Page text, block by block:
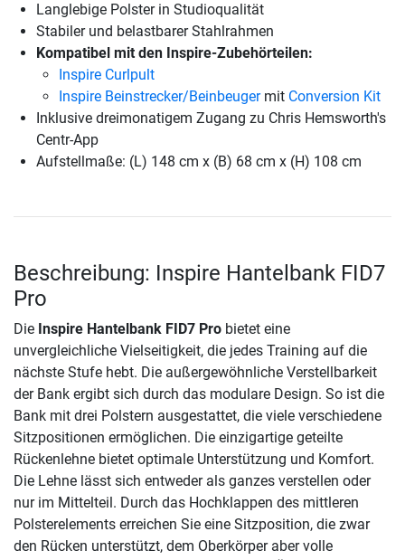
Langlebige Polster in Studioqualität
Stabiler und belastbarer Stahlrahmen
Kompatibel mit den Inspire-Zubehörteilen:
Inspire Curlpult
Inspire Beinstrecker/Beinbeugermit Conversion Kit
Inklusive dreimonatigem Zugang zu Chris Hemsworth's
Centr-App
Aufstellmaße: (L) 148 cm x (B) 68 cm x (H) 108 cm
Beschreibung: Inspire Hantelbank FID7
Pro
Die Inspire Hantelbank FID7 Pro bietet eine
unvergleichliche Vielseitigkeit, die jedes Training auf die
nächste Stufe hebt. Die außergewöhnliche Verstellbarkeit
der Bank ergibt sich durch das modulare Design. So ist die
Bank mit drei Polstern ausgestattet, die viele verschiedene
Sitzpositionen ermöglichen. Die einzigartige geteilte
Rückenlehne bietet optimale Unterstützung und Komfort.
Die Lehne lässt sich entweder als ganzes verstellen oder
nur im Mittelteil. Durch das Hochklappen des mittleren
Polsterelements erreichen Sie eine Sitzposition, die zwar
den Rücken unterstützt, dem Oberkörper aber volle